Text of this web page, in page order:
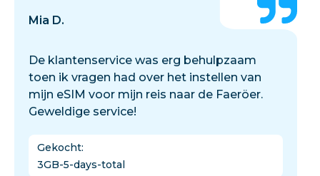
Mia D.
De klantenservice was erg behulpzaam
toen ik vragen had over het instellen van
mijn eSIM voor mijn reis naar de Faeröer.
Geweldige service!
Gekocht:
3GB-5-days-total